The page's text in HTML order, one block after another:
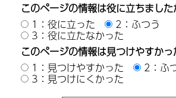
このページの情報は役に立ちました
1：役に立った
2：ふつう
3：役に立たなかった
このページの情報は見つけやすかっ
1：見つけやすかった
2：ふ
3：見つけにくかった